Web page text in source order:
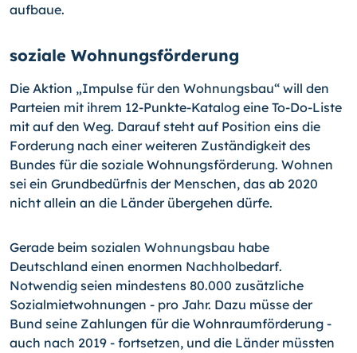
aufbaue.
soziale Wohnungsförderung
Die Aktion „Impulse für den Wohnungsbau“ will den
Parteien mit ihrem 12-Punkte-Katalog eine To-Do-Liste
mit auf den Weg. Darauf steht auf Position eins die
Forderung nach einer weiteren Zuständigkeit des
Bundes für die soziale Wohnungsförderung. Wohnen
sei ein Grundbedürfnis der Menschen, das ab 2020
nicht allein an die Länder übergehen dürfe.
Gerade beim sozialen Wohnungsbau habe
Deutschland einen enormen Nachholbedarf.
Notwendig seien mindestens 80.000 zusätzliche
Sozialmietwohnungen - pro Jahr. Dazu müsse der
Bund seine Zahlungen für die Wohnraumförderung -
auch nach 2019 - fortsetzen, und die Länder müssten